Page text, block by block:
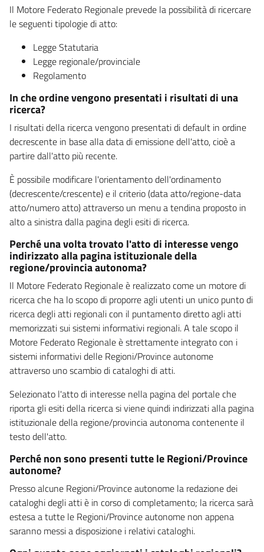
Il Motore Federato Regionale prevede la possibilità di ricercare
le seguenti tipologie di atto:
Legge Statutaria
Legge regionale/provinciale
Regolamento
In che ordine vengono presentati i risultati di una
ricerca?
I risultati della ricerca vengono presentati di default in ordine
decrescente in base alla data di emissione dell'atto, cioè a
partire dall'atto più recente.
È possibile modificare l'orientamento dell'ordinamento
(decrescente/crescente) e il criterio (data atto/regione-data
atto/numero atto) attraverso un menu a tendina proposto in
alto a sinistra dalla pagina degli esiti di ricerca.
Perché una volta trovato l'atto di interesse vengo
indirizzato alla pagina istituzionale della
regione/provincia autonoma?
Il Motore Federato Regionale è realizzato come un motore di
ricerca che ha lo scopo di proporre agli utenti un unico punto di
ricerca degli atti regionali con il puntamento diretto agli atti
memorizzati sui sistemi informativi regionali. A tale scopo il
Motore Federato Regionale è strettamente integrato con i
sistemi informativi delle Regioni/Province autonome
attraverso uno scambio di cataloghi di atti.
Selezionato l'atto di interesse nella pagina del portale che
riporta gli esiti della ricerca si viene quindi indirizzati alla pagina
istituzionale della regione/provincia autonoma contenente il
testo dell'atto.
Perché non sono presenti tutte le Regioni/Province
autonome?
Presso alcune Regioni/Province autonome la redazione dei
cataloghi degli atti è in corso di completamento; la ricerca sarà
estesa a tutte le Regioni/Province autonome non appena
saranno messi a disposizione i relativi cataloghi.